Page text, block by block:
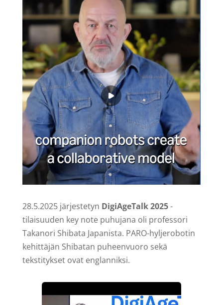
28.5.2025 järjestetyn DigiAgeTalk 2025-
tilaisuuden key note puhujana oli professori
Takanori Shibata Japanista. PARO-hyljerobotin
kehittäjän Shibatan puheenvuoro sekä
tekstitykset ovat englanniksi.